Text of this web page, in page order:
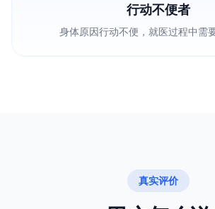
行动不便者
身体原因行动不便，就医过程中需
真实评价